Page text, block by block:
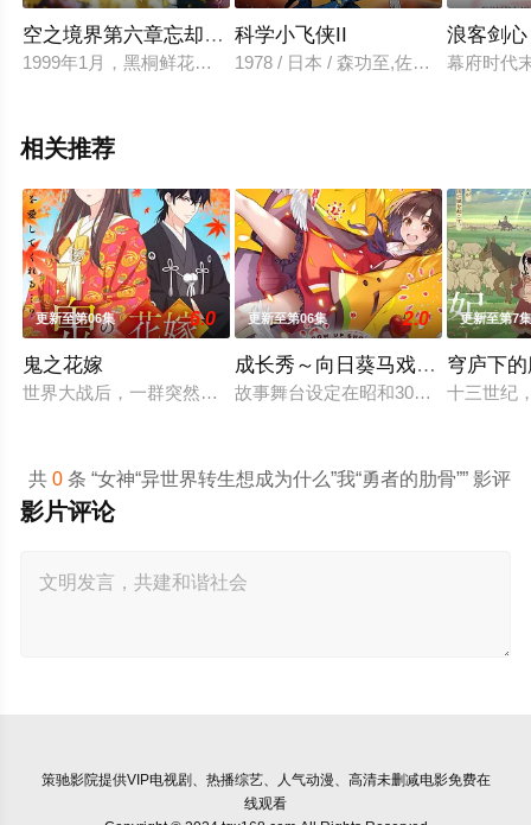
空之境界第六章忘却录音
1999年1月，黑桐鲜花所就读的高级女子中学——礼园出现了神
科学小飞侠II
1978 / 日本 / 森功至,佐佐木功,杉山
浪客剑
幕府时代
相关推荐
更新至第06集 6.0
鬼之花嫁
世界大战后，一群突然现身的妖怪帮助日本复兴，他们由此站
更新至第06集 2.0
成长秀～向日葵马戏团～
故事舞台设定在昭和30年代左右的日
更新至第7
穹庐下
十三世纪
共0 条 “女神“异世界转生想成为什么”我“勇者的肋骨”” 影评
影片评论
策驰影院提供VIP电视剧、热播综艺、人气动漫、高清未删减电影免费在
线观看